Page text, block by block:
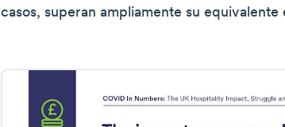
casos, superan ampliamente su equivalente